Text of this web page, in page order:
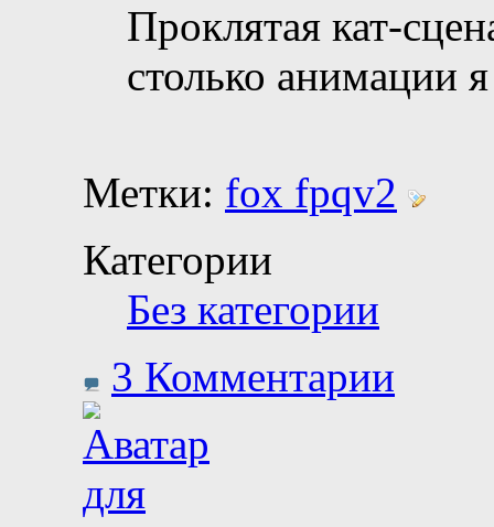
Проклятая кат-
столько анимации
Метки: fox fpqv2
Категории
Без категории
3 Комментарии